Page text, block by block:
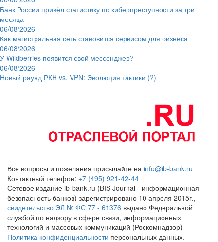
Банк России привёл статистику по киберпреступности за три
месяца
06/08/2026
Как магистральная сеть становится сервисом для бизнеса
06/08/2026
У Wildberries появится свой мессенджер?
06/08/2026
Новый раунд РКН vs. VPN: Эволюция тактики (?)
Все вопросы и пожелания присылайте на info@ib-bank.ru
Контактный телефон: +7 (495) 921-42-44
Сетевое издание ib-bank.ru (BIS Journal - информационная
безопасность банков) зарегистрировано 10 апреля 2015г.,
свидетельство ЭЛ № ФС 77 - 61376 выдано Федеральной
службой по надзору в сфере связи, информационных
технологий и массовых коммуникаций (Роскомнадзор)
Политика конфиденциальности персональных данных.